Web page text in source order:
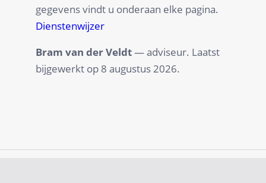
gegevens vindt u onderaan elke pagina.
Dienstenwijzer
Bram van der Veldt— adviseur. Laatst
bijgewerkt op 8 augustus 2026.